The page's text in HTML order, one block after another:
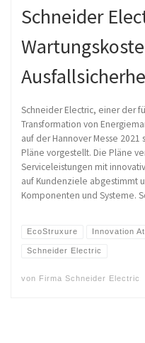
Schneider
Schneider Electric, einer der
Transformation von
auf der Hannover Messe
Pläne vorgestellt. Die Pläne
Serviceleistungen mit
auf Kundenziele abgestimmt
Komponenten und Systeme.
EcoStruxure Innovation
Schneider Electric
von Firma Schneider Electric